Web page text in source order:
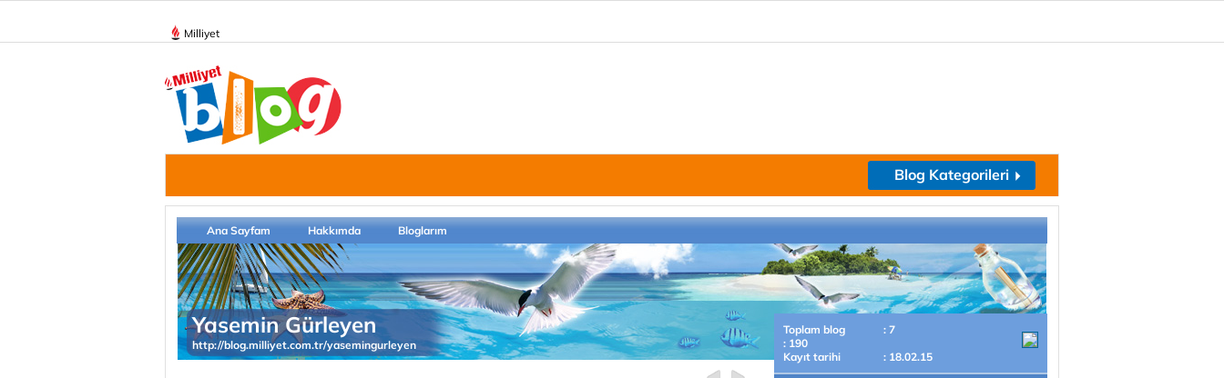
Milliyet
Blog Kategorileri
Ana Sayfam Hakkımda Bloglarım
Yasemin Gürleyen
http://blog.milliyet.com.tr/yasemingurleyen
Toplam blog
: 7
: 190
Kayıt tarihi
: 18.02.15